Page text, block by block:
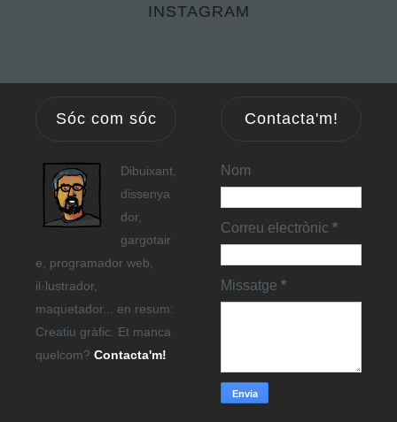
INSTAGRAM
Sóc com sóc
Dibuixant,
dissenya
dor,
gargotair
e, programador web,
il·lustrador,
maquetador... en resum:
Creatiu gràfic. Et manca
quelcom? Contacta'm!
Contacta'm!
Nom
Correu electrònic *
Missatge *